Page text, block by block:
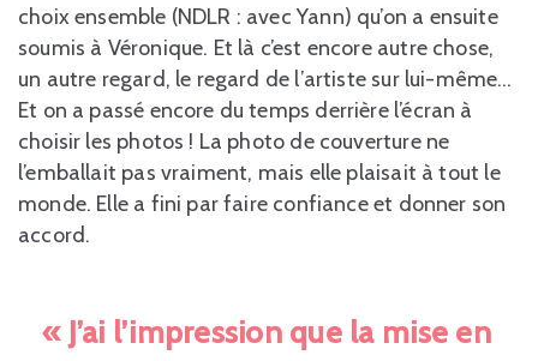
choix ensemble (NDLR : avec Yann) qu’on a ensuite
soumis à Véronique. Et là c’est encore autre chose,
un autre regard, le regard de l’artiste sur lui-même…
Et on a passé encore du temps derrière l’écran à
choisir les photos ! La photo de couverture ne
l’emballait pas vraiment, mais elle plaisait à tout le
monde. Elle a fini par faire confiance et donner son
accord.
« J’ai l’impression que la mise en